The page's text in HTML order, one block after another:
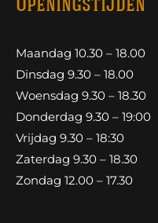
Openingstijden
Maandag 10.30 – 18.00
Dinsdag 9.30 – 18.00
Woensdag 9.30 – 18.30
Donderdag 9.30 – 19:00
Vrijdag 9.30 – 18:30
Zaterdag 9.30 – 18.30
Zondag 12.00 – 17.30